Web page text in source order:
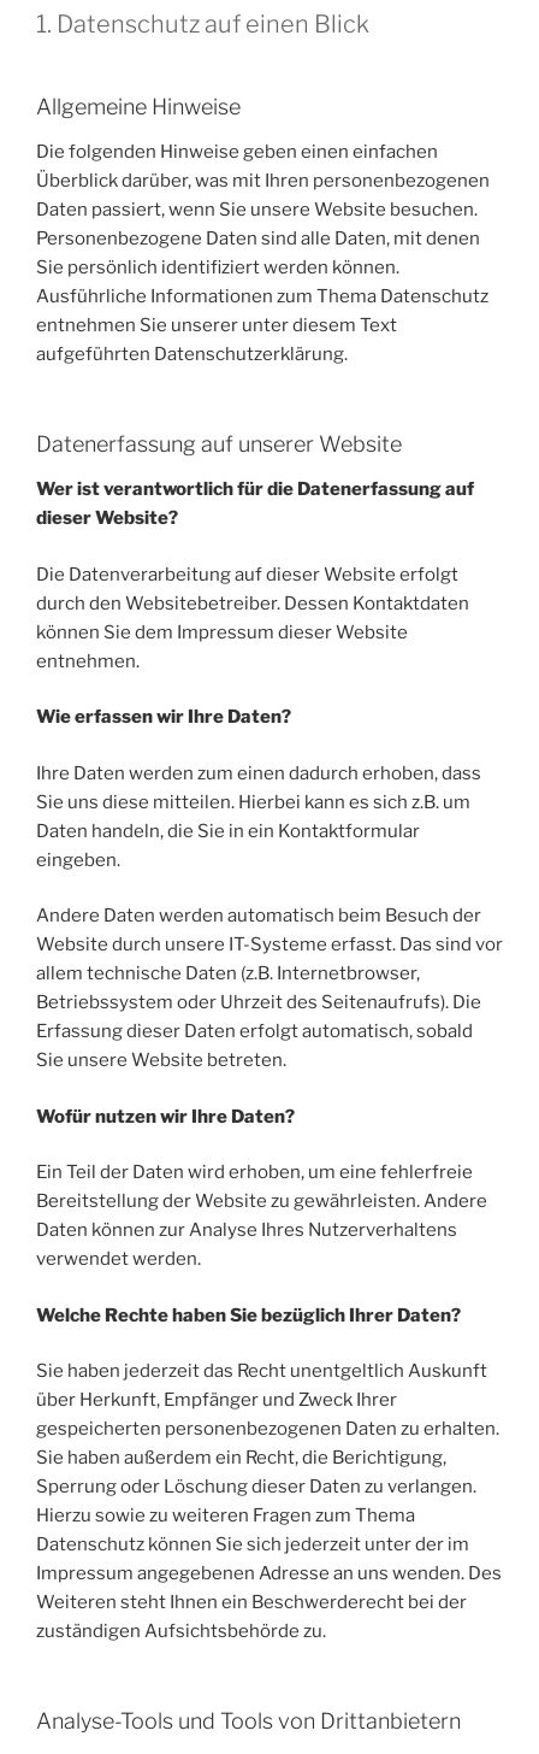
1. Datenschutz auf einen Blick
Allgemeine Hinweise
Die folgenden Hinweise geben einen einfachen
Überblick darüber, was mit Ihren personenbezogenen
Daten passiert, wenn Sie unsere Website besuchen.
Personenbezogene Daten sind alle Daten, mit denen
Sie persönlich identifiziert werden können.
Ausführliche Informationen zum Thema Datenschutz
entnehmen Sie unserer unter diesem Text
aufgeführten Datenschutzerklärung.
Datenerfassung auf unserer Website
Wer ist verantwortlich für die Datenerfassung auf
dieser Website?
Die Datenverarbeitung auf dieser Website erfolgt
durch den Websitebetreiber. Dessen Kontaktdaten
können Sie dem Impressum dieser Website
entnehmen.
Wie erfassen wir Ihre Daten?
Ihre Daten werden zum einen dadurch erhoben, dass
Sie uns diese mitteilen. Hierbei kann es sich z.B. um
Daten handeln, die Sie in ein Kontaktformular
eingeben.
Andere Daten werden automatisch beim Besuch der
Website durch unsere IT-Systeme erfasst. Das sind vor
allem technische Daten (z.B. Internetbrowser,
Betriebssystem oder Uhrzeit des Seitenaufrufs). Die
Erfassung dieser Daten erfolgt automatisch, sobald
Sie unsere Website betreten.
Wofür nutzen wir Ihre Daten?
Ein Teil der Daten wird erhoben, um eine fehlerfreie
Bereitstellung der Website zu gewährleisten. Andere
Daten können zur Analyse Ihres Nutzerverhaltens
verwendet werden.
Welche Rechte haben Sie bezüglich Ihrer Daten?
Sie haben jederzeit das Recht unentgeltlich Auskunft
über Herkunft, Empfänger und Zweck Ihrer
gespeicherten personenbezogenen Daten zu erhalten.
Sie haben außerdem ein Recht, die Berichtigung,
Sperrung oder Löschung dieser Daten zu verlangen.
Hierzu sowie zu weiteren Fragen zum Thema
Datenschutz können Sie sich jederzeit unter der im
Impressum angegebenen Adresse an uns wenden. Des
Weiteren steht Ihnen ein Beschwerderecht bei der
zuständigen Aufsichtsbehörde zu.
Analyse-Tools und Tools von Drittanbietern